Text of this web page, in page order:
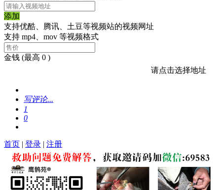
添加
支持优酷、腾讯、土豆等视频站的视频网址
支持 mp4、mov 等视频格式
金钱 (最高 0 )
请点击选择地址
写评论...
1
0
首页 | 登录 | 注册